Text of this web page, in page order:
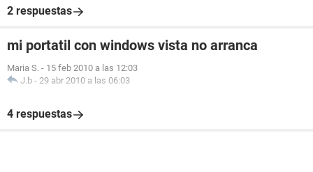
2 respuestas
mi portatil con windows vista no arranca
Maria S. - 15 feb 2010 a las 12:03
J.b - 29 abr 2010 a las 06:03
4 respuestas